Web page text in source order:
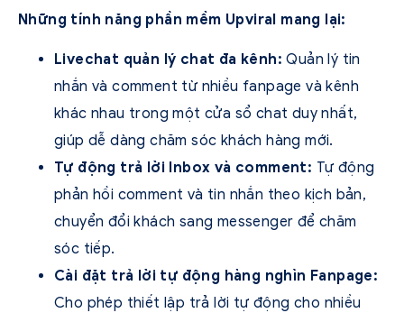
Những tính năng phần mềm Upviral mang lại:
Livechat quản lý chat đa kênh: Quản lý tin
nhắn và comment từ nhiều fanpage và kênh
khác nhau trong một cửa sổ chat duy nhất,
giúp dễ dàng chăm sóc khách hàng mới.
Tự động trả lời Inbox và comment: Tự động
phản hồi comment và tin nhắn theo kịch bản,
chuyển đổi khách sang messenger để chăm
sóc tiếp.
Cài đặt trả lời tự động hàng nghìn Fanpage:
Cho phép thiết lập trả lời tự động cho nhiều